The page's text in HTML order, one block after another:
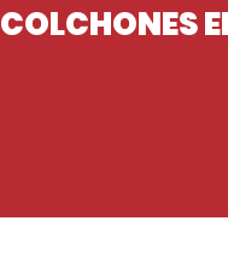
COLCHONES